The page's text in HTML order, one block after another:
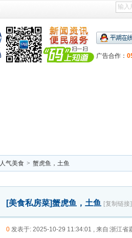
广告合作：
人气美食 > 蟹虎鱼，土鱼
[美食私房菜]蟹虎鱼，土鱼 [复制链接]
0 发表于: 2025-10-29 11:34:01 , 来自:浙江省